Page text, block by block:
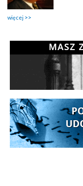
więcej